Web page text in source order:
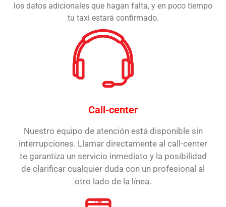
los datos adicionales que hagan falta, y en poco tiempo
tu taxi estará confirmado.
Call-center
Nuestro equipo de atención está disponible sin
interrupciones. Llamar directamente al call-center
te garantiza un servicio inmediato y la posibilidad
de clarificar cualquier duda con un profesional al
otro lado de la línea.